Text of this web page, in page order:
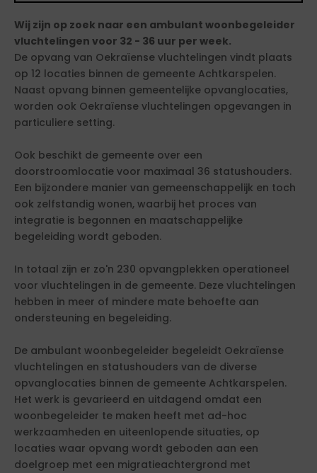
Wij zijn op zoek naar een ambulant woonbegeleider
vluchtelingen voor 32 - 36 uur per week.
De opvang van Oekraïense vluchtelingen vindt plaats
op 12 locaties binnen de gemeente Achtkarspelen.
Naast opvang binnen gemeentelijke opvanglocaties,
worden ook Oekraïense vluchtelingen opgevangen in
particuliere setting.
Ook beschikt de gemeente over een
doorstroomlocatie voor maximaal 36 statushouders.
Een bijzondere manier van gemeenschappelijk en toch
ook zelfstandig wonen, waarbij het proces van
integratie is begonnen en maatschappelijke
begeleiding wordt geboden.
In totaal zijn er zo'n 230 opvangplekken operationeel
voor vluchtelingen in de gemeente. Deze vluchtelingen
hebben in meer of mindere mate behoefte aan
ondersteuning en begeleiding.
De ambulant woonbegeleider begeleidt Oekraïense
vluchtelingen en statushouders van de diverse
opvanglocaties binnen de gemeente Achtkarspelen.
Het werk is gevarieerd en uitdagend omdat een
woonbegeleider te maken heeft met ad-hoc
werkzaamheden en uiteenlopende situaties, op
locaties waar opvang wordt geboden aan een
doelgroep met een migratieachtergrond met